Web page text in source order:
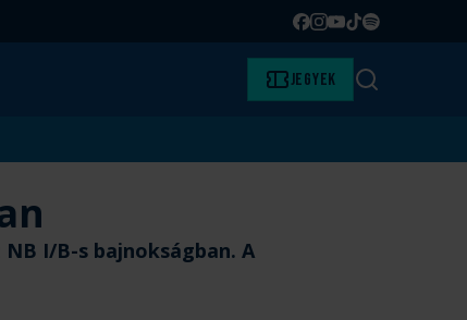
Facebook
Instagram
YouTube
TikTok
Spotify
Jegyek Keresés
I/B-s bajnokságban. A